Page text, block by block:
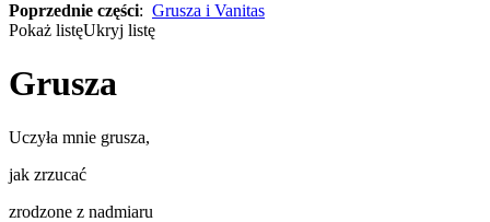
Poprzednie części: Grusza i Vanitas
Pokaż listęUkryj listę
Grusza
Uczyła mnie grusza,
jak zrzucać
zrodzone z nadmiaru